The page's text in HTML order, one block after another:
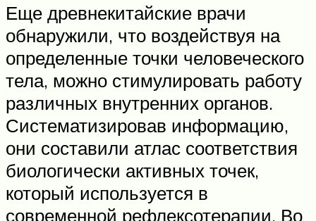
Еще древнекитайские врачи
обнаружили, что воздействуя на
определенные точки человеческого
тела, можно стимулировать работу
различных внутренних органов.
Систематизировав информацию,
они составили атлас соответствия
биологически активных точек,
который используется в
современной рефлексотерапии. Во